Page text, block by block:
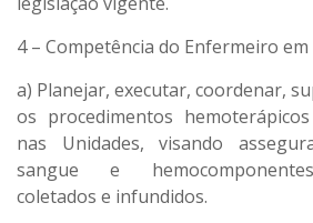
4 – Competência do Enfermeiro
a) Planejar, executar, coordenar,
os procedimentos
nas Unidades, visando
sangue e
coletados e infundidos.